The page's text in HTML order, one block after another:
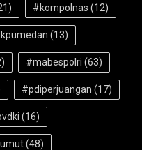
#kompolnas (12)
(13)
#mabespolri (63)
#pdiperjuangan (17)
(16)
(48)